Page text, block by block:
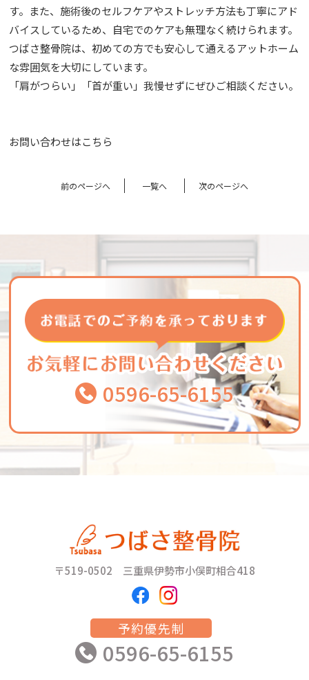
す。また、施術後のセルフケアやストレッチ方法も丁寧にアド
バイスしているため、自宅でのケアも無理なく続けられます。
つばさ整骨院は、初めての方でも安心して通えるアットホーム
な雰囲気を大切にしています。
「肩がつらい」「首が重い」我慢せずにぜひご相談ください。
お問い合わせはこちら
前のページへ 一覧へ 次のページへ
0596-65-6155
〒519-0502 三重県伊勢市小俣町相合418
予約優先制
0596-65-6155